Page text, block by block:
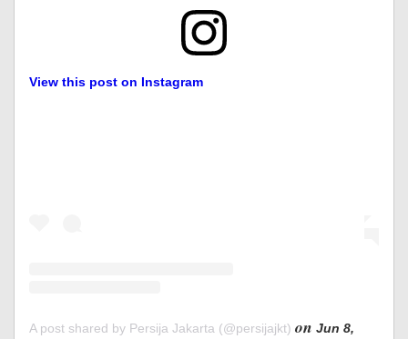
View this post on Instagram
A post shared by Persija Jakarta (@persijajkt) on Jun 8,